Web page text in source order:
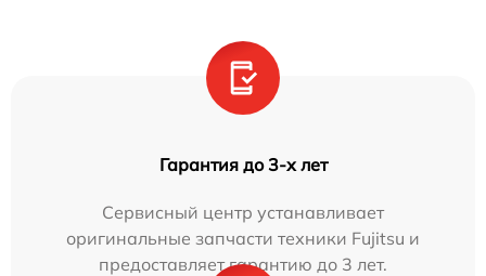
Гарантия до 3-х лет
Сервисный центр устанавливает
оригинальные запчасти техники Fujitsu и
предоставляет гарантию до 3 лет.